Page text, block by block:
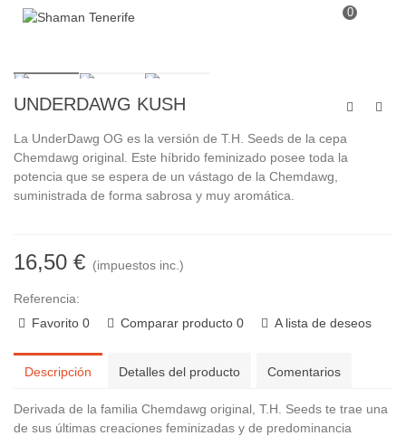
0
UNDERDAWG KUSH
La UnderDawg OG es la versión de T.H. Seeds de la cepa
Chemdawg original. Este híbrido feminizado posee toda la
potencia que se espera de un vástago de la Chemdawg,
suministrada de forma sabrosa y muy aromática.
16,50 € (impuestos inc.)
Referencia:
Favorito 0 Comparar producto 0 A lista de deseos
Descripción Detalles del producto Comentarios
Derivada de la familia Chemdawg original, T.H. Seeds te trae una
de sus últimas creaciones feminizadas y de predominancia